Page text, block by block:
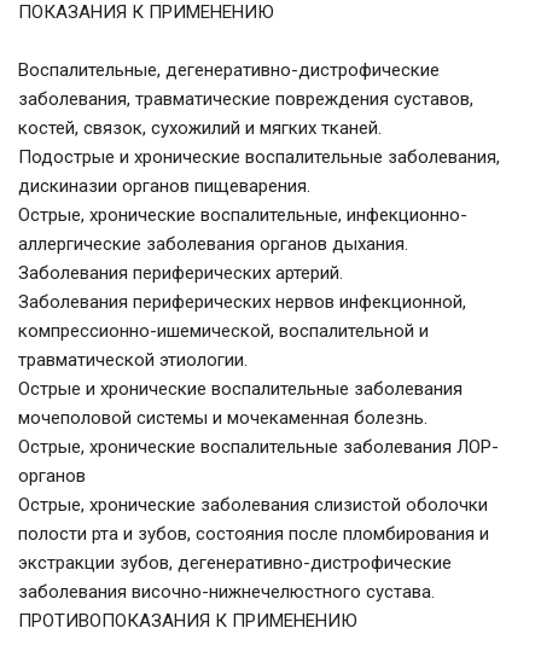
ПОКАЗАНИЯ К ПРИМЕНЕНИЮ
Воспалительные, дегенеративно-дистрофические
заболевания, травматические повреждения суставов,
костей, связок, сухожилий и мягких тканей.
Подострые и хронические воспалительные заболевания,
дискиназии органов пищеварения.
Острые, хронические воспалительные, инфекционно-
аллергические заболевания органов дыхания.
Заболевания периферических артерий.
Заболевания периферических нервов инфекционной,
компрессионно-ишемической, воспалительной и
травматической этиологии.
Острые и хронические воспалительные заболевания
мочеполовой системы и мочекаменная болезнь.
Острые, хронические воспалительные заболевания ЛОР-
органов
Острые, хронические заболевания слизистой оболочки
полости рта и зубов, состояния после пломбирования и
экстракции зубов, дегенеративно-дистрофические
заболевания височно-нижнечелюстного сустава.
ПРОТИВОПОКАЗАНИЯ К ПРИМЕНЕНИЮ